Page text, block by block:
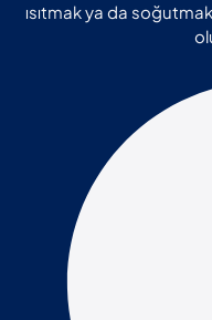
ısıtmak ya da